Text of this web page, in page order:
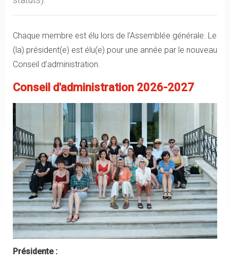
Chaque membre est élu lors de l’Assemblée générale. Le
(la) président(e) est élu(e) pour une année par le nouveau
Conseil d’administration.
Conseil d'administration 2026-2027
Présidente :